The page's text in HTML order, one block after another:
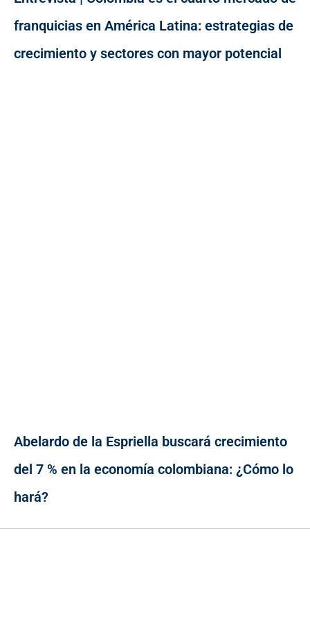
franquicias en América Latina: estrategias de
crecimiento y sectores con mayor potencial
Abelardo de la Espriella buscará crecimiento
del 7 % en la economía colombiana: ¿Cómo lo
hará?